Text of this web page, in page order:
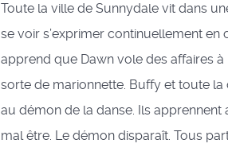
Toute la ville de Sunnydale vit dans
se voir s’exprimer continuellement
apprend que Dawn vole des affaires
sorte de marionnette. Buffy et toute
au démon de la danse. Ils
mal être. Le démon disparaît. Tous